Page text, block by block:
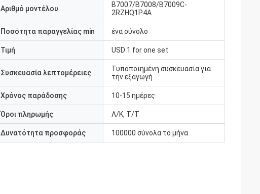
Αριθμό μοντέλου
B7007/B7008/B7009C-
2RZHQ1P4A
Ποσότητα παραγγελίας min ένα σύνολο
Τιμή USD 1 for one set
Συσκευασία λεπτομέρειες
Τυποποιημένη συσκευασία για
την εξαγωγή
Χρόνος παράδοσης 10-15 ημέρες
Όροι πληρωμής Λ/Κ, Τ/Τ
Δυνατότητα προσφοράς 100000 σύνολα το μήνα